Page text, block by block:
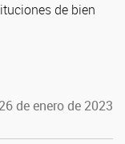
de bien
de enero de 2023